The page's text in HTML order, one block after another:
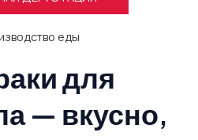
для
— вкусно,